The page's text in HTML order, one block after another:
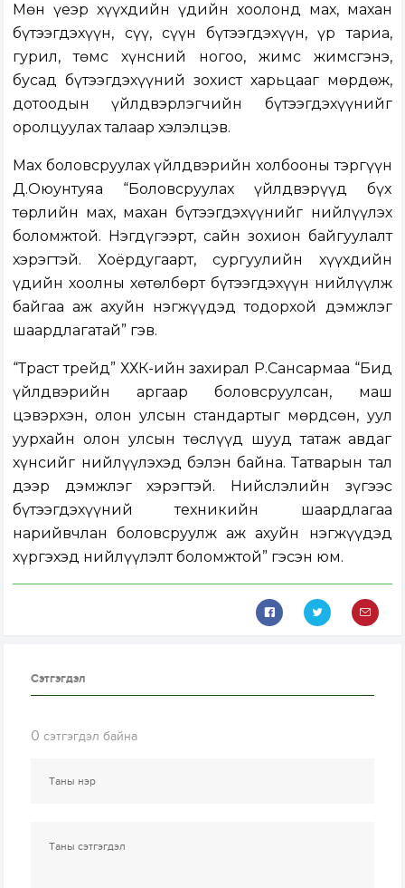
Мөн үеэр хүүхдийн үдийн хоолонд мах, махан
бүтээгдэхүүн, сүү, сүүн бүтээгдэхүүн, үр тариа,
гурил, төмс хүнсний ногоо, жимс жимсгэнэ,
бусад бүтээгдэхүүний зохист харьцааг мөрдөж,
дотоодын үйлдвэрлэгчийн бүтээгдэхүүнийг
оролцуулах талаар хэлэлцэв.
Мах боловсруулах үйлдвэрийн холбооны тэргүүн
Д.Оюунтуяа “Боловсруулах үйлдвэрүүд бүх
төрлийн мах, махан бүтээгдэхүүнийг нийлүүлэх
боломжтой. Нэгдүгээрт, сайн зохион байгуулалт
хэрэгтэй. Хоёрдугаарт, сургуулийн хүүхдийн
үдийн хоолны хөтөлбөрт бүтээгдэхүүн нийлүүлж
байгаа аж ахуйн нэгжүүдэд тодорхой дэмжлэг
шаардлагатай” гэв.
“Траст трейд” ХХК-ийн захирал Р.Сансармаа “Бид
үйлдвэрийн аргаар боловсруулсан, маш
цэвэрхэн, олон улсын стандартыг мөрдсөн, уул
уурхайн олон улсын төслүүд шууд татаж авдаг
хүнсийг нийлүүлэхэд бэлэн байна. Татварын тал
дээр дэмжлэг хэрэгтэй. Нийслэлийн зүгээс
бүтээгдэхүүний техникийн шаардлагаа
нарийвчлан боловсруулж аж ахуйн нэгжүүдэд
хүргэхэд нийлүүлэлт боломжтой” гэсэн юм.
Сэтгэгдэл
0 сэтгэгдэл байна